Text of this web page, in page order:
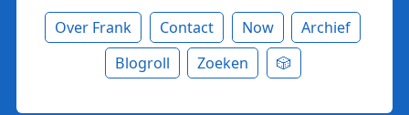
Over Frank Contact Now
Archief
Blogroll
Zoeken 🎲